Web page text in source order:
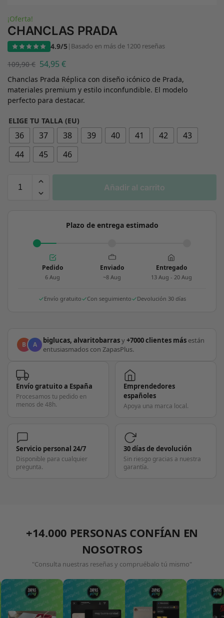
¡Oferta!
CHANCLAS PRADA
4.9/5| Basado en más de 1200 reseñas
109,90€ 54,95 €
Chanclas Prada Réplica con diseño icónico de Prada,
materiales premium y estilo inconfundible. El modelo
perfecto para destacar.
ELIGE TU TALLA (EU)
36 37 38 39 40 41 42
43
44
45 46
Añadir al carrito
Plazo de entrega estimado
Pedido
6 Aug
Enviado
~8 Aug
Entregado
13 Aug - 20 Aug
Envío gratuito Con seguimiento Devolución 30 días
B A biglucas, alvaritobarrasy+7000 clientes más están
entusiasmados con ZapasPlus.
Envío gratuito a España
Procesamos tu pedido en
menos de 48h.
Emprendedores
españoles
Apoya una marca local.
Servicio personal 24/7
Disponible para cualquier
pregunta.
30 días de devolución
Sin riesgo gracias a nuestra
garantía.
+14.000 PERSONAS CONFÍAN EN
NOSOTROS
"Consulta nuestras reseñas y compruébalo tú mismo"